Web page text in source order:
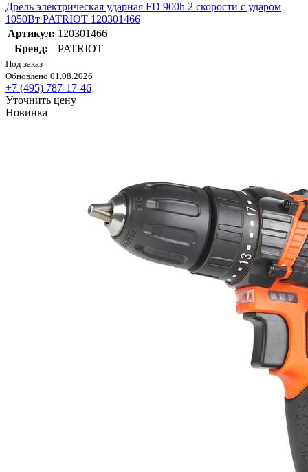
Дрель электрическая ударная FD 900h 2 скорости с ударом
1050Вт PATRIOT 120301466
Артикул: 120301466
Бренд:
PATRIOT
Под заказ
Обновлено 01.08.2026
+7 (495) 787-17-46
Уточнить цену
Новинка